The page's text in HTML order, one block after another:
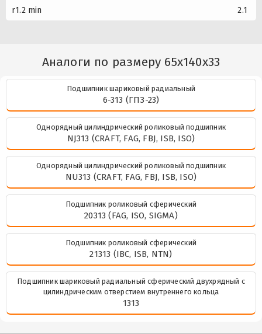
r1.2 min 2.1
Аналоги по размеру 65x140x33
Подшипник шариковый радиальный
6-313 (ГПЗ-23)
Однорядный цилиндрический роликовый подшипник
NJ313 (CRAFT, FAG, FBJ, ISB, ISO)
Однорядный цилиндрический роликовый подшипник
NU313 (CRAFT, FAG, FBJ, ISB, ISO)
Подшипник роликовый сферический
20313 (FAG, ISO, SIGMA)
Подшипник роликовый сферический
21313 (IBC, ISB, NTN)
Подшипник шариковый радиальный сферический двухрядный с
цилиндрическим отверстием внутреннего кольца
1313